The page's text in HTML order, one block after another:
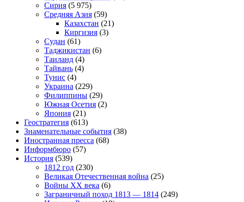
Сирия (5 975)
Средняя Азия (59)
Казахстан (21)
Киргизия (3)
Судан (61)
Таджикистан (6)
Таиланд (4)
Тайвань (4)
Тунис (4)
Украина (229)
Филиппины (29)
Южная Осетия (2)
Япония (21)
Геостратегия (613)
Знаменательные события (38)
Иностранная пресса (68)
Информбюро (57)
История (539)
1812 год (230)
Великая Отечественная война (25)
Войны XX века (6)
Заграничный поход 1813 — 1814 (249)